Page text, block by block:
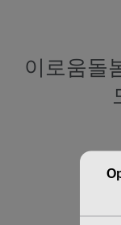
이로움돌